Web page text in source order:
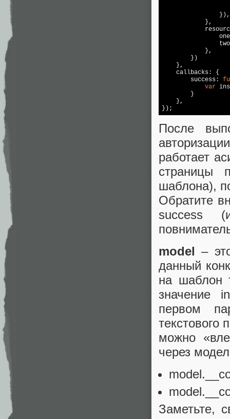
                }),
            },
            },
        })
    },
    callbacks: {
        success:
var
        }
    },
После
работает
страницы
шаблона),
Обратите
success
model–
данный
на шаблон
значение
первом
текстового
можно
через
Заметьте,